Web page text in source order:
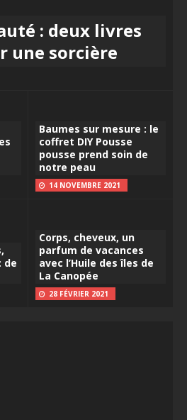
: deux livres
une sorcière
Baumes sur mesure : le
coffret DIY Pousse
pousse prend soin de
notre peau
14 NOVEMBRE 2021
de
Corps, cheveux, un
parfum de vacances
avec l’Huile des îles de
La Canopée
28 FÉVRIER 2021